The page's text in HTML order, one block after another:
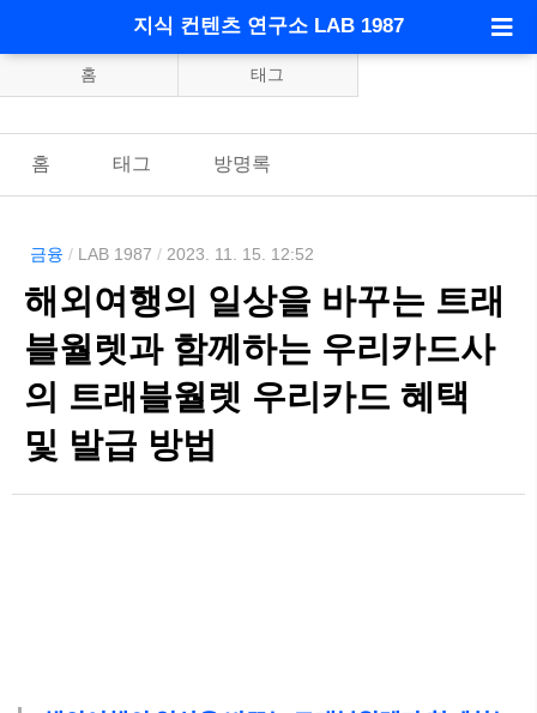
지식 컨텐츠 연구소 LAB 1987
홈 태그
홈 태그 방명록
금융 / LAB 1987 / 2023. 11. 15. 12:52
해외여행의 일상을 바꾸는 트래
블월렛과 함께하는 우리카드사
의 트래블월렛 우리카드 혜택
및 발급 방법